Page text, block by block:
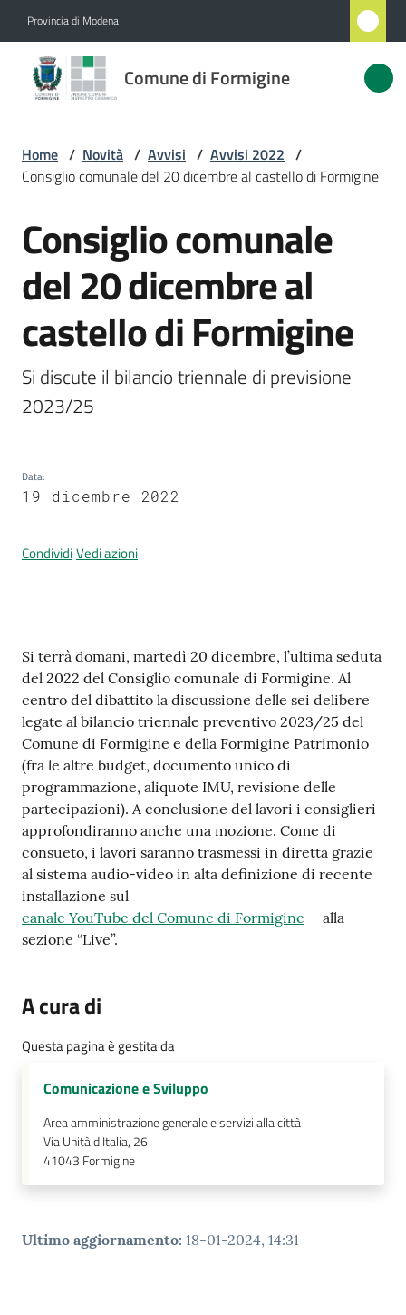
Provincia di Modena
Comune di Formigine
Comune
di
Novità
Menu selezionato
Servizi
Vivere
Formigine
Prenotazione
appuntamenti
A
t
a
M
e
t
e
o
Tutti
gli
argomenti...
Home / Novità / Avvisi / Avvisi 2022 /
Consiglio comunale del 20 dicembre al castello di Formigine
Salta al contenuto
Consiglio comunale
del 20 dicembre al
castello di Formigine
Si discute il bilancio triennale di previsione
2023/25
Data:
19 dicembre 2022
CondividiVedi azioni
Contenuto
Si terrà domani, martedì 20 dicembre, l’ultima seduta
del 2022 del Consiglio comunale di Formigine. Al
centro del dibattito la discussione delle sei delibere
legate al bilancio triennale preventivo 2023/25 del
Comune di Formigine e della Formigine Patrimonio
(fra le altre budget, documento unico di
programmazione, aliquote IMU, revisione delle
partecipazioni). A conclusione del lavori i consiglieri
approfondiranno anche una mozione. Come di
consueto, i lavori saranno trasmessi in diretta grazie
al sistema audio-video in alta definizione di recente
installazione sul
canale YouTube del Comune di Formigine
alla
sezione “Live”.
A cura di
Questa pagina è gestita da
Comunicazione e Sviluppo
Area amministrazione generale e servizi alla città
Via Unità d'Italia, 26
41043 Formigine
Ultimo aggiornamento: 18-01-2024, 14:31